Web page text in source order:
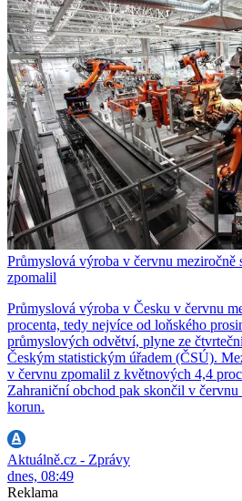
Průmyslová výroba v červnu meziročně
zpomalil
Průmyslová výroba v Česku v červnu
procenta, tedy nejvíce od loňského
průmyslových odvětví, plyne ze
Českým statistickým úřadem (ČSÚ).
v červnu zpomalil z květnových 4,4
Zahraniční obchod pak skončil v
korun.
Aktuálně.cz - Zprávy
dnes, 08:49
Reklama